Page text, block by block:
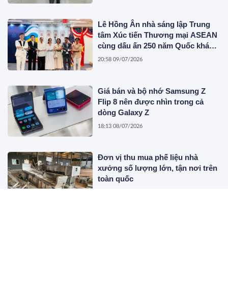
Lê Hồng Ân nhà sáng lập Trung
tâm Xúc tiến Thương mại ASEAN
cùng dấu ấn 250 năm Quốc khánh
Hoa Kỳ
20:58 09/07/2026
Giá bán và bộ nhớ Samsung Z
Flip 8 nên được nhìn trong cả
dòng Galaxy Z
18:13 08/07/2026
Đơn vị thu mua phế liệu nhà
xưởng số lượng lớn, tận nơi trên
toàn quốc